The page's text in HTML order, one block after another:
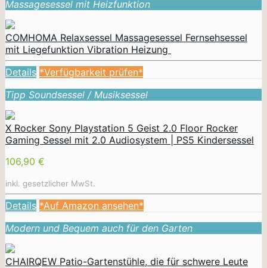
Massagesessel mit Heizfunktion
COMHOMA Relaxsessel Massagesessel Fernsehsessel
mit Liegefunktion Vibration Heizung
Details *Verfügbarkeit prüfen*
Tipp Soundsessel / Musiksessel
X Rocker Sony Playstation 5 Geist 2.0 Floor Rocker
Gaming Sessel mit 2.0 Audiosystem | PS5 Kindersessel
106,90 €
inkl. gesetzlicher MwSt.
Details *Auf Amazon ansehen*
Modern und Bequem auch für den Garten
CHAIRQEW Patio-Gartenstühle, die für schwere Leute